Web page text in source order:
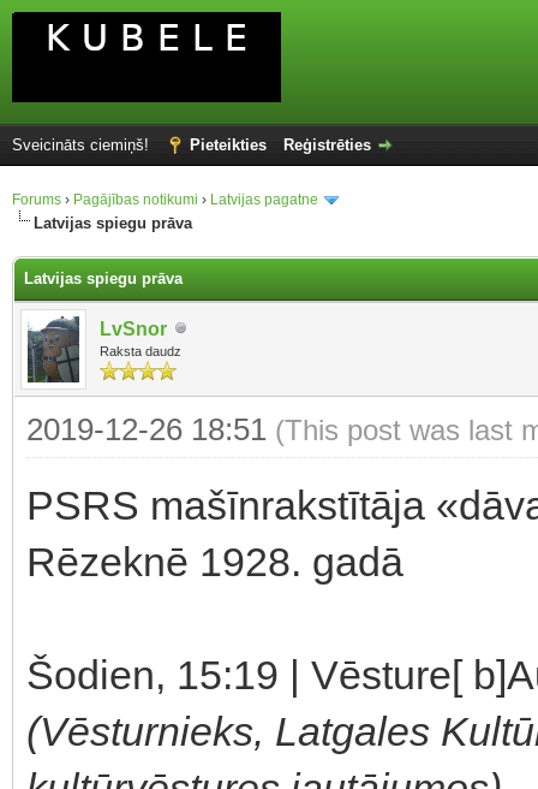
Sveicināts ciemiņš! Pieteikties Reģistrēties
Forums › Pagājības notikumi › Latvijas pagatne
Latvijas spiegu prāva
Latvijas spiegu prāva
LvSnor
Raksta daudz
2019-12-26 18:51 (This post was last
PSRS mašīnrakstītāja
Rēzeknē 1928. gadā
Šodien, 15:19 | Vēsture[
(Vēsturnieks, Latgales